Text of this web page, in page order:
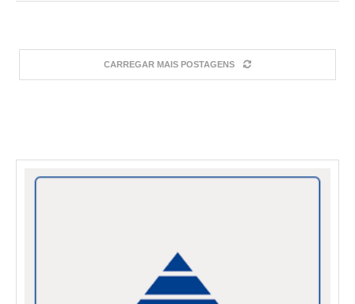
CARREGAR MAIS POSTAGENS